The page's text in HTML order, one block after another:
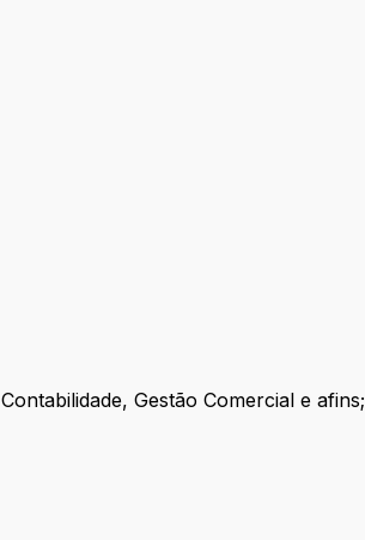
Gestão Comercial e afins;